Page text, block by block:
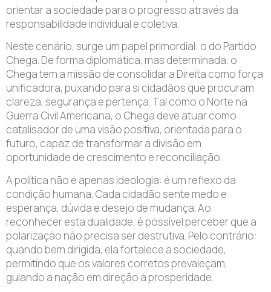
orientar a sociedade para o progresso através da
responsabilidade individual e coletiva.
Neste cenário, surge um papel primordial: o do Partido
Chega. De forma diplomática, mas determinada, o
Chega tem a missão de consolidar a Direita como força
unificadora, puxando para si cidadãos que procuram
clareza, segurança e pertença. Tal como o Norte na
Guerra Civil Americana, o Chega deve atuar como
catalisador de uma visão positiva, orientada para o
futuro, capaz de transformar a divisão em
oportunidade de crescimento e reconciliação.
A política não é apenas ideologia: é um reflexo da
condição humana. Cada cidadão sente medo e
esperança, dúvida e desejo de mudança. Ao
reconhecer esta dualidade, é possível perceber que a
polarização não precisa ser destrutiva. Pelo contrário:
quando bem dirigida, ela fortalece a sociedade,
permitindo que os valores corretos prevaleçam,
guiando a nação em direção à prosperidade.